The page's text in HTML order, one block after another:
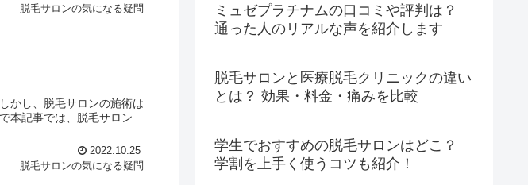
脱毛サロンの気になる疑問
2022.10.25
脱毛サロンの気になる疑問
ミュゼプラチナムの口コミや評判は？
通った人のリアルな声を紹介します
脱毛サロンと医療脱毛クリニックの違い
とは？ 効果・料金・痛みを比較
学生でおすすめの脱毛サロンはどこ？
学割を上手く使うコツも紹介！